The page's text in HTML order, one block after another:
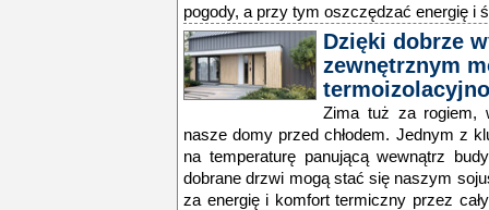
pogody, a przy tym oszczędzać energię i
Dzięki dobrze
zewnętrznym
Zima tuż za rogiem,
nasze domy przed chłodem. Jednym z
na temperaturę panującą wewnątrz
dobrane drzwi mogą stać się naszym
za energię i komfort termiczny przez